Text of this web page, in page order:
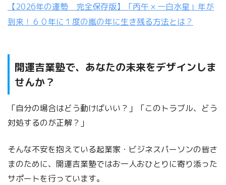
【2026年の運勢 完全保存版】「丙午 × 一白水星」年が
到来！６０年に１度の嵐の年に生き残る方法とは？
開運吉業塾で、あなたの未来をデザインしま
せんか？
「自分の場合はどう動けばいい？」「このトラブル、どう
対処するのが正解？」
そんな不安を抱えている起業家・ビジネスパーソンの皆さ
まのために、開運吉業塾ではお一人おひとりに寄り添った
サポートを行っています。